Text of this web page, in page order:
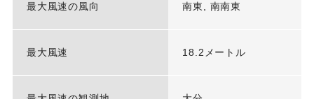
最大風速の風向 南東, 南南東
最大風速 18.2メートル